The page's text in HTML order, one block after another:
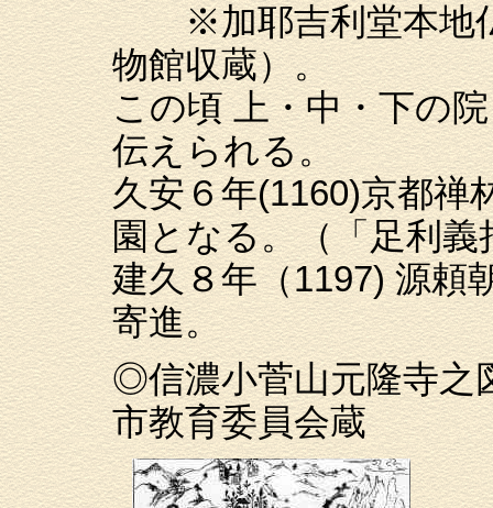
※加耶吉利堂本地仏
物館収蔵）。
この頃 上・中・下の
伝えられる。
久安６年(1160)京都禅
園となる。（「足利義
建久８年（1197) 源頼
寄進。
◎信濃小菅山元隆寺之
市教育委員会蔵